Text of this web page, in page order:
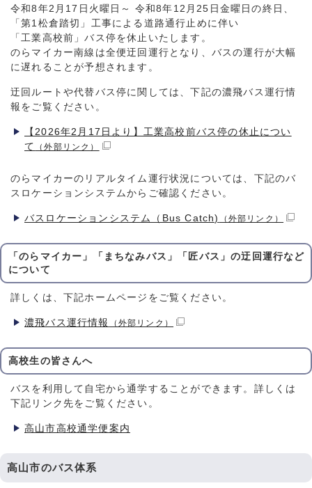
令和8年2月17日火曜日～ 令和8年12月25日金曜日の終日、
「第1松倉踏切」工事による道路通行止めに伴い
「工業高校前」バス停を休止いたします。
のらマイカー南線は全便迂回運行となり、バスの運行が大幅
に遅れることが予想されます。
迂回ルートや代替バス停に関しては、下記の濃飛バス運行情
報をご覧ください。
【2026年2月17日より】工業高校前バス停の休止につい
て
（外部リンク）
のらマイカーのリアルタイム運行状況については、下記のバ
スロケーションシステムからご確認ください。
バスロケーションシステム（Bus Catch) （外部リンク）
「のらマイカー」「まちなみバス」「匠バス」の迂回運行など
について
詳しくは、下記ホームページをご覧ください。
濃飛バス運行情報 （外部リンク）
高校生の皆さんへ
バスを利用して自宅から通学することができます。詳しくは
下記リンク先をご覧ください。
高山市高校通学便案内
高山市のバス体系